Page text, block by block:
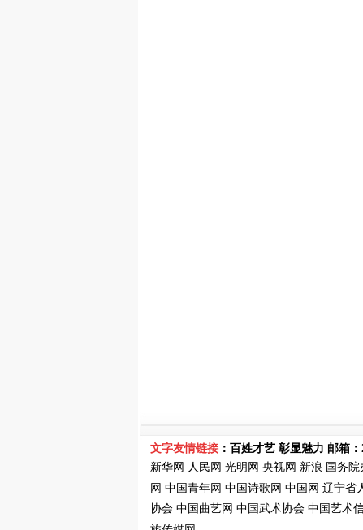
文字友情链接 ：百姓才艺 彰显魅力 邮箱：
新华网 人民网 光明网 央视网 新浪 国务院
网 中国青年网 中国诗歌网 中国网 辽宁省
协会 中国曲艺网 中国武术协会 中国艺术